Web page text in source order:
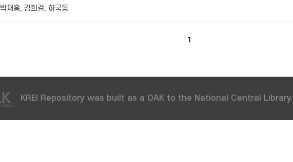
박재홍; 김희걸; 허국동
1
KREI Repository was built as a OAK to the National Central Library.